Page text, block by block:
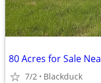
7/2 Blackduck